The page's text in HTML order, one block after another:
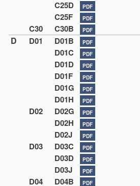
C25D PDF
C25F PDF
C30 C30B PDF
D D01 D01B PDF
D01C PDF
D01D PDF
D01F PDF
D01G PDF
D01H PDF
D02 D02G PDF
D02H PDF
D02J PDF
D03 D03C PDF
D03D PDF
D03J PDF
D04 D04B PDF